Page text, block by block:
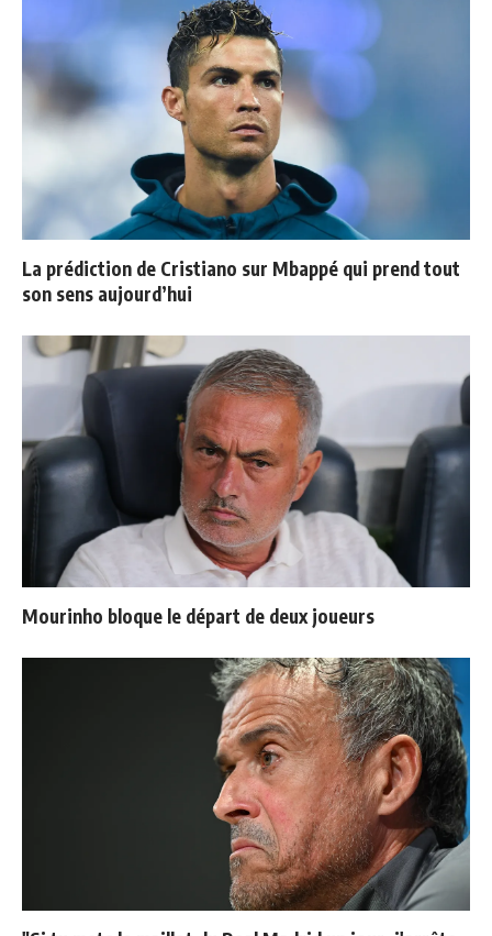
La prédiction de Cristiano sur Mbappé qui prend tout
son sens aujourd’hui
Mourinho bloque le départ de deux joueurs